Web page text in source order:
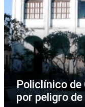
Policlínico de
por peligro